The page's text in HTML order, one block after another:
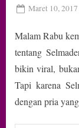
Posted
Maret 10, 2017
Malam Rabu
tentang
bikin viral,
Tapi karena
dengan pria